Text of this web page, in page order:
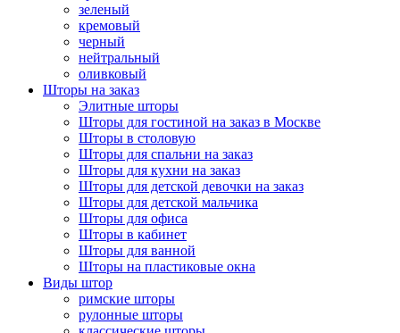
зеленый
кремовый
черный
нейтральный
оливковый
Шторы на заказ
Элитные шторы
Шторы для гостиной на заказ в Москве
Шторы в столовую
Шторы для спальни на заказ
Шторы для кухни на заказ
Шторы для детской девочки на заказ
Шторы для детской мальчика
Шторы для офиса
Шторы в кабинет
Шторы для ванной
Шторы на пластиковые окна
Виды штор
римские шторы
рулонные шторы